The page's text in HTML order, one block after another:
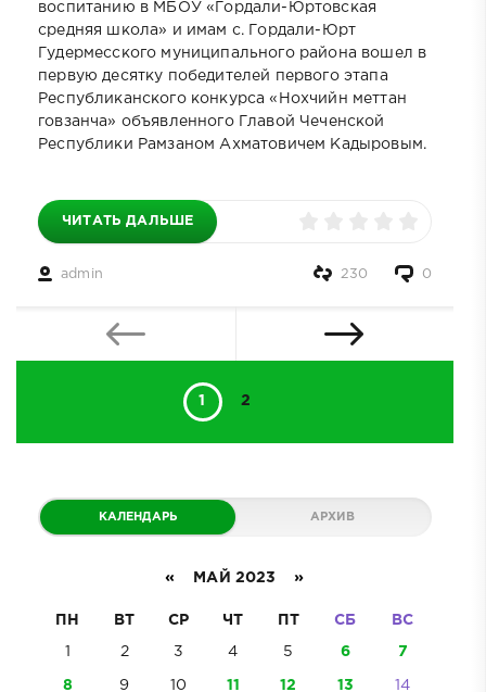
воспитанию в МБОУ «Гордали-Юртовская
средняя школа» и имам с. Гордали-Юрт
Гудермесского муниципального района вошел в
первую десятку победителей первого этапа
Республиканского конкурса «Нохчийн меттан
говзанча» объявленного Главой Чеченской
Республики Рамзаном Ахматовичем Кадыровым.
ЧИТАТЬ ДАЛЬШЕ
admin 0
230
1 2
КАЛЕНДАРЬ АРХИВ
« МАЙ 2023 »
ПН ВТ СР ЧТ СБ ВС
2 3 4 5 6 7
8 9 10 11 12 13 14